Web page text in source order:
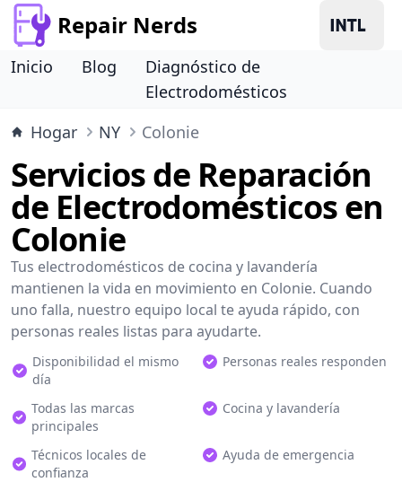
Repair Nerds
Inicio Blog
Diagnóstico de
Electrodomésticos
Hogar
NY Colonie
Servicios de Reparación
de Electrodomésticos en
Colonie
Tus electrodomésticos de cocina y lavandería
mantienen la vida en movimiento en Colonie. Cuando
uno falla, nuestro equipo local te ayuda rápido, con
personas reales listas para ayudarte.
Disponibilidad el mismo
día
Personas reales responden
Todas las marcas
principales
Cocina y lavandería
Técnicos locales de
confianza
Ayuda de emergencia